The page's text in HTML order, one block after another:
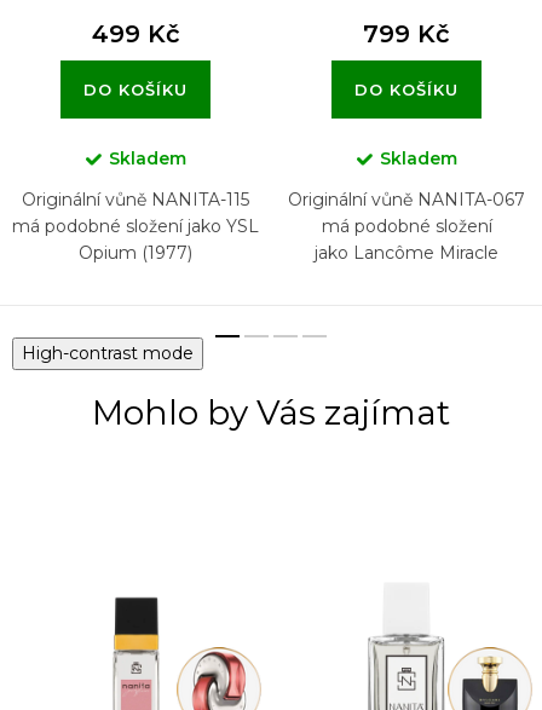
499 Kč
DO KOŠÍKU
Skladem
Originální vůně NANITA-115
má podobné složení jako YSL
Opium (1977)
799 Kč
DO KOŠÍKU
Skladem
Originální vůně NANITA-067
má podobné složení
jako Lancôme Miracle
High-contrast mode
Mohlo by Vás zajímat